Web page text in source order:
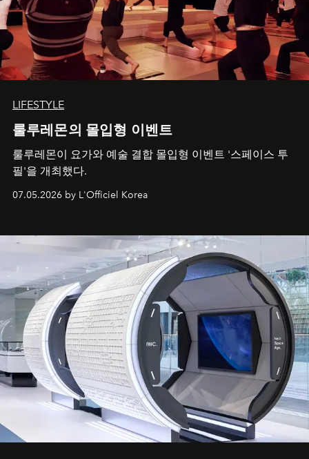
LIFESTYLE
룰루레몬의 몰입형 이벤트
룰루레몬이 요가와 예술 결합 몰입형 이벤트 '스페이스 투
필'을 개최했다.
07.05.2026 by L'Officiel Korea